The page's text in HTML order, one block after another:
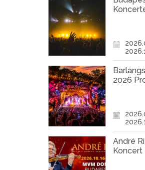
2026
André
Koncert